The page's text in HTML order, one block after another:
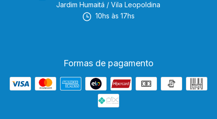
Jardim Humaitá / Vila Leopoldina
10hs às 17hs
Formas de pagamento